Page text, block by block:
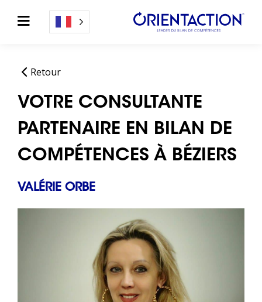
Retour
VOTRE CONSULTANTE
PARTENAIRE EN BILAN DE
COMPÉTENCES À BÉZIERS
VALÉRIE ORBE